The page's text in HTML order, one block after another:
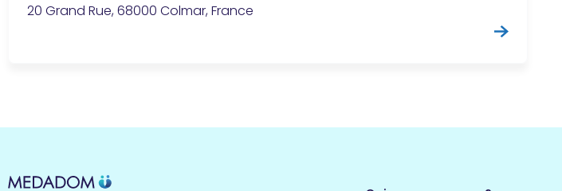
20 Grand Rue, 68000 Colmar, France